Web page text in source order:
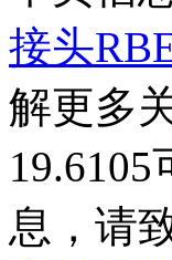
接头
解更多
息，请